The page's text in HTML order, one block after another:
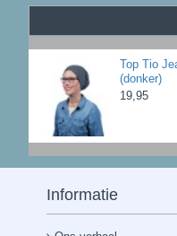
Top Tio
(donker)
19,95
Informatie